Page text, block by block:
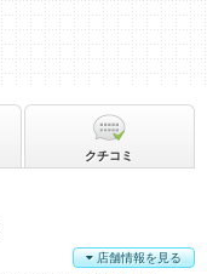
店舗情報を見る
クチコミ